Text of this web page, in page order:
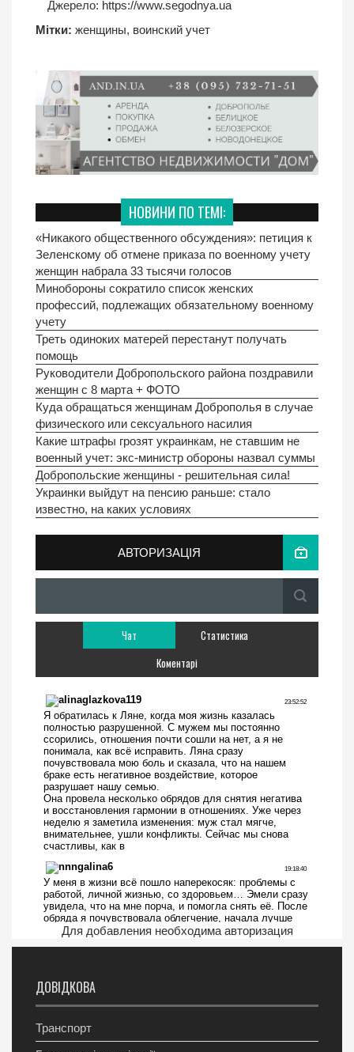
Джерело: https://www.segodnya.ua
Мітки: женщины, воинский учет
НОВИНИ ПО ТЕМІ:
«Никакого общественного обсуждения»: петиция к
Зеленскому об отмене приказа по военному учету
женщин набрала 33 тысячи голосов
Минобороны сократило список женских
профессий, подлежащих обязательному военному
учету
Треть одиноких матерей перестанут получать
помощь
Руководители Добропольского района поздравили
женщин с 8 марта + ФОТО
Куда обращаться женщинам Доброполья в случае
физического или сексуального насилия
Какие штрафы грозят украинкам, не ставшим не
военный учет: экс-министр обороны назвал суммы
Добропольские женщины - решительная сила!
Украинки выйдут на пенсию раньше: стало
известно, на каких условиях
АВТОРИЗАЦІЯ
Чат
Статистика
Коментарі
Для добавления необходима авторизация
ДОВІДКОВА
Транспорт